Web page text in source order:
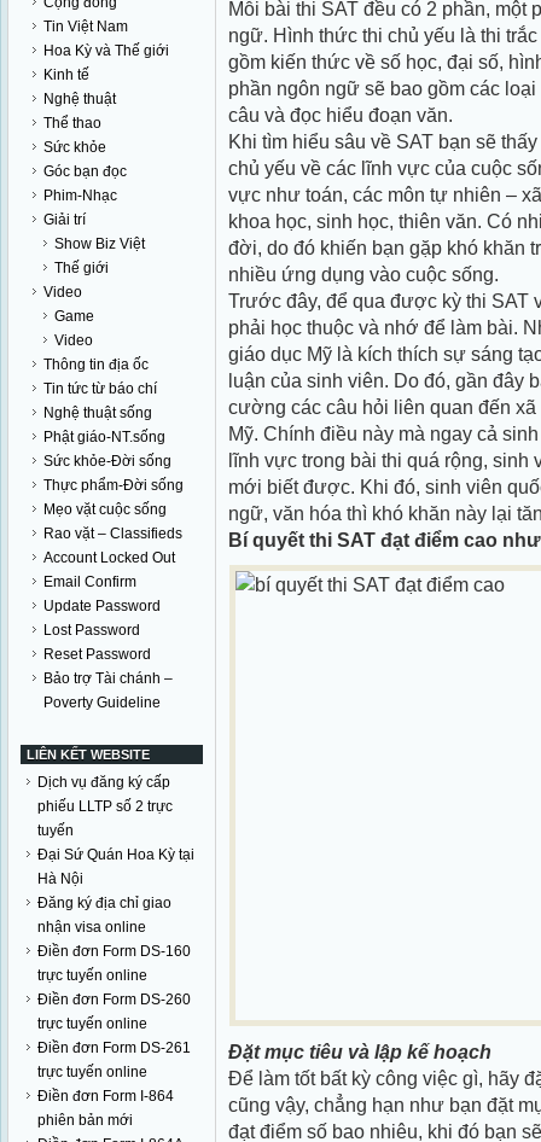
Tin Việt Nam
Hoa Kỳ và Thế giới
Kinh tế
Nghệ thuật
Thể thao
Sức khỏe
Góc bạn đọc
Phim-Nhạc
Giải trí
Show Biz Việt
Thế giới
Video
Game
Video
Thông tin địa ốc
Tin tức từ báo chí
Nghệ thuật sống
Phật giáo-NT.sống
Sức khỏe-Đời sống
Thực phẩm-Đời sống
Mẹo vặt cuộc sống
Rao vặt – Classifieds
Account Locked Out
Email Confirm
Update Password
Lost Password
Reset Password
Bảo trợ Tài chánh –
Poverty Guideline
LIÊN KẾT WEBSITE
Dịch vụ đăng ký cấp
phiếu LLTP số 2 trực
tuyến
Đại Sứ Quán Hoa Kỳ tại
Hà Nội
Đăng ký địa chỉ giao
nhận visa online
Điền đơn Form DS-160
trực tuyến online
Điền đơn Form DS-260
trực tuyến online
Điền đơn Form DS-261
trực tuyến online
Điền đơn Form I-864
phiên bản mới
Mỗi bài thi SAT đều có 2 phần, một
ngữ. Hình thức thi chủ yếu là thi
gồm kiến thức về số học, đại số,
phần ngôn ngữ sẽ bao gồm các
câu và đọc hiểu đoạn văn.
Khi tìm hiểu sâu về SAT bạn sẽ
chủ yếu về các lĩnh vực của cuộc
vực như toán, các môn tự nhiên –
khoa học, sinh học, thiên văn. Có
đời, do đó khiến bạn gặp khó khăn
nhiều ứng dụng vào cuộc sống.
Trước đây, để qua được kỳ thi SAT
phải học thuộc và nhớ để làm bài.
giáo dục Mỹ là kích thích sự sáng
luận của sinh viên. Do đó, gần đây
cường các câu hỏi liên quan đến
Mỹ. Chính điều này mà ngay cả
lĩnh vực trong bài thi quá rộng, sinh
mới biết được. Khi đó, sinh viên
ngữ, văn hóa thì khó khăn này lại
Bí quyết thi SAT đạt điểm cao
Đặt mục tiêu và lập kế hoạch
Để làm tốt bất kỳ công việc gì, hãy
cũng vậy, chẳng hạn như bạn đặt
đạt điểm số bao nhiêu, khi đó bạn